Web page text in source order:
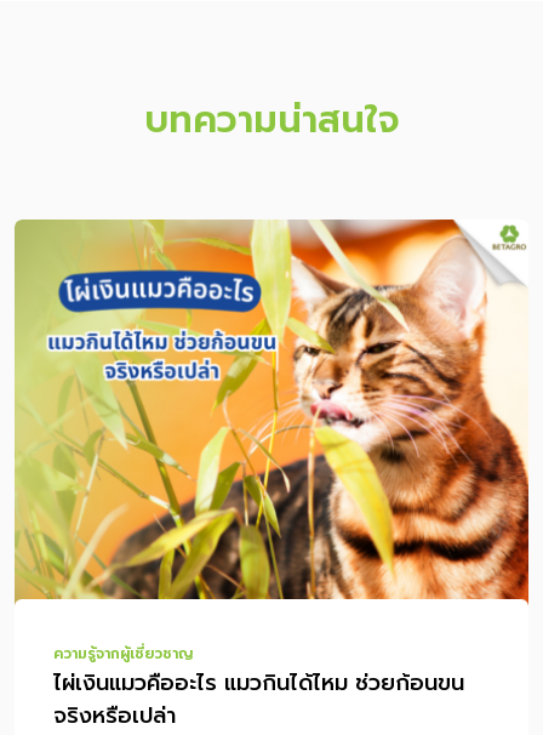
บทความน่าสนใจ
ความรู้จากผู้เชี่ยวชาญ
ไผ่เงินแมวคืออะไร แมวกินได้ไหม ช่วยก้อนขน
จริงหรือเปล่า